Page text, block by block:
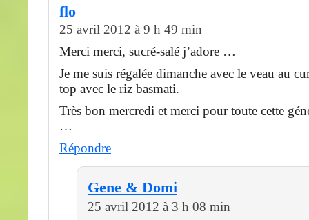
flo
25 avril 2012 à 9 h 49 min
Merci merci, sucré-salé j’adore …
Je me suis régalée dimanche avec le veau au
top avec le riz basmati.
Très bon mercredi et merci pour toute cette
…
Répondre
Gene & Domi
25 avril 2012 à 3 h 08 min